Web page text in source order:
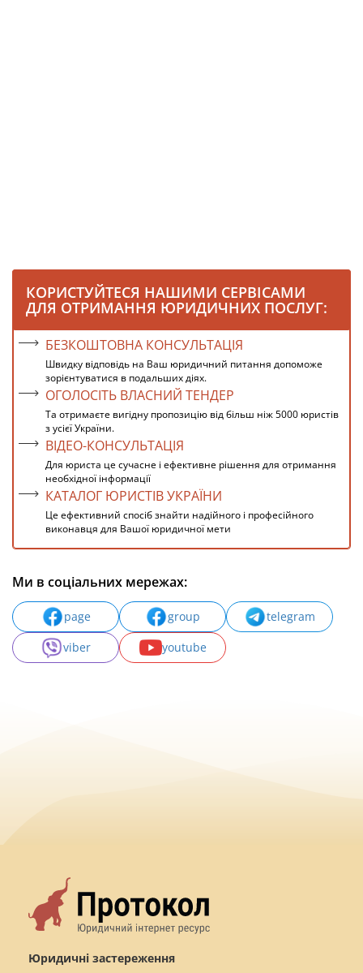
КОРИСТУЙТЕСЯ НАШИМИ СЕРВІСАМИ
ДЛЯ ОТРИМАННЯ ЮРИДИЧНИХ ПОСЛУГ:
БЕЗКОШТОВНА КОНСУЛЬТАЦІЯ
Швидку відповідь на Ваш юридичний питання допоможе
зорієнтуватися в подальших діях.
ОГОЛОСІТЬ ВЛАСНИЙ ТЕНДЕР
Та отримаєте вигідну пропозицію від більш ніж 5000 юристів
з усієї України.
ВІДЕО-КОНСУЛЬТАЦІЯ
Для юриста це сучасне і ефективне рішення для отримання
необхідної інформації
КАТАЛОГ ЮРИСТІВ УКРАЇНИ
Це ефективний спосіб знайти надійного і професійного
виконавця для Вашої юридичної мети
Ми в соціальних мережах:
page group
telegram
viber
youtube
Юридичні застереження